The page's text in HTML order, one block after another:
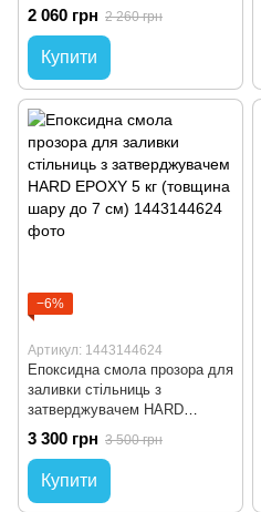
затверджувачем (товщина
шару до 7см) 3кг
2 060 грн 2 260 грн
Купити
−6%
Артикул: 1443144624
Епоксидна смола прозора для
заливки стільниць з
затверджувачем HARD
EPOXY 5 кг (товщина шару до
7 см)
3 300 грн 3 500 грн
Купити